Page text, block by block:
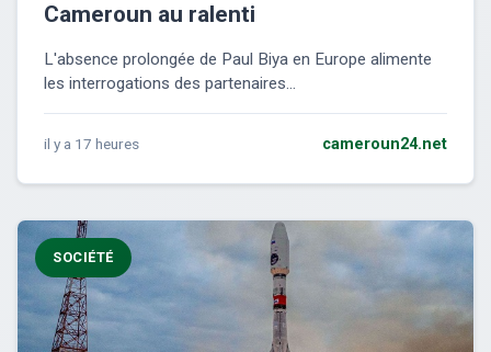
Cameroun au ralenti
L'absence prolongée de Paul Biya en Europe alimente
les interrogations des partenaires...
il y a 17 heures cameroun24.net
SOCIÉTÉ